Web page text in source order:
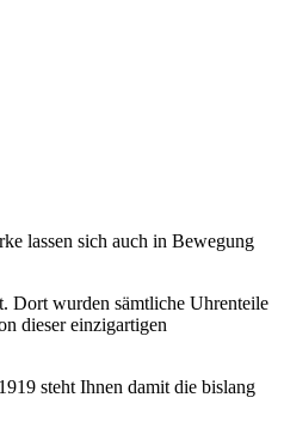
lassen sich auch in Bewegung
Dort wurden sämtliche Uhrenteile
dieser einzigartigen
steht Ihnen damit die bislang